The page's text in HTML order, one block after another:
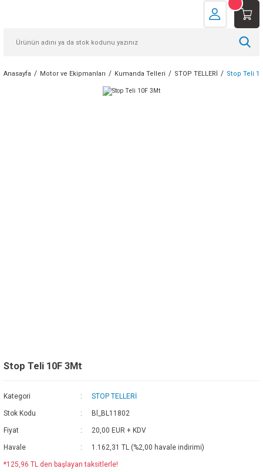
Anasayfa Motor ve Ekipmanları Kumanda Telleri STOP TELLERİ Stop Teli
Stop Teli 10F 3Mt
Kategori STOP TELLERİ
Stok Kodu Bl_BL11802
Fiyat 20,00 EUR + KDV
Havale 1.162,31 TL (%2,00 havale indirimi)
*125,96 TL den başlayan taksitlerle!